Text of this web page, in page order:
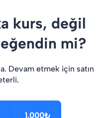
kurs, değil
mi?
Devam etmek için satın
1.000₺